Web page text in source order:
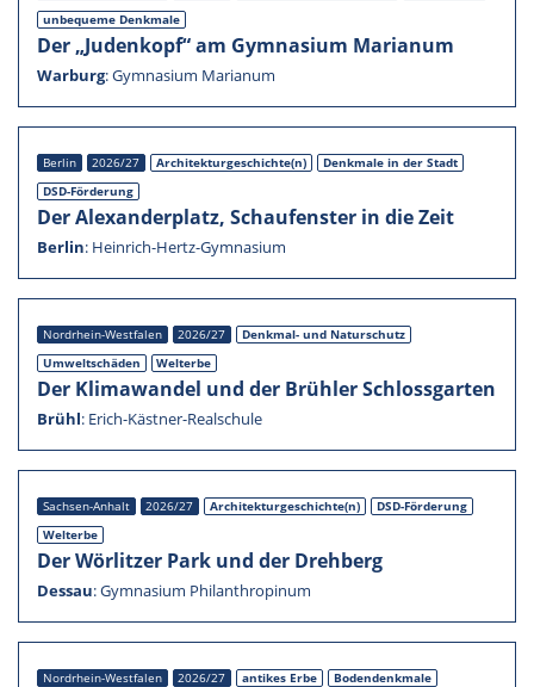
unbequeme Denkmale
Der „Juden­kopf“ am Gymna­sium Maria­num
Warburg:Gymna­sium Maria­num
Berlin 2026/27 Architekturgeschichte(n)
Denkmale in der Stadt
DSD-Förderung
Der Alexan­der­platz, Schau­fens­ter in die Zeit
Berlin: Heinrich-Hertz-Gymnasium
Nordrhein-Westfalen 2026/27
Denkmal- und Natur­schutz
Umwelt­schä­den
Welterbe
Der Klima­wan­del und der Brühler Schloss­gar­ten
Brühl: Erich-Kästner-Realschule
Sachsen-Anhalt 2026/27 Architekturgeschichte(n)
DSD-Förderung
Welterbe
Der Wörlit­zer Park und der Drehberg
Dessau:Gymna­sium Philan­thro­pi­num
Nordrhein-Westfalen 2026/27 antikes Erbe
Boden­denk­male